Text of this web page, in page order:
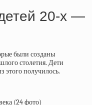
20-х —
были созданы
столетия. Дети
этого получилось.